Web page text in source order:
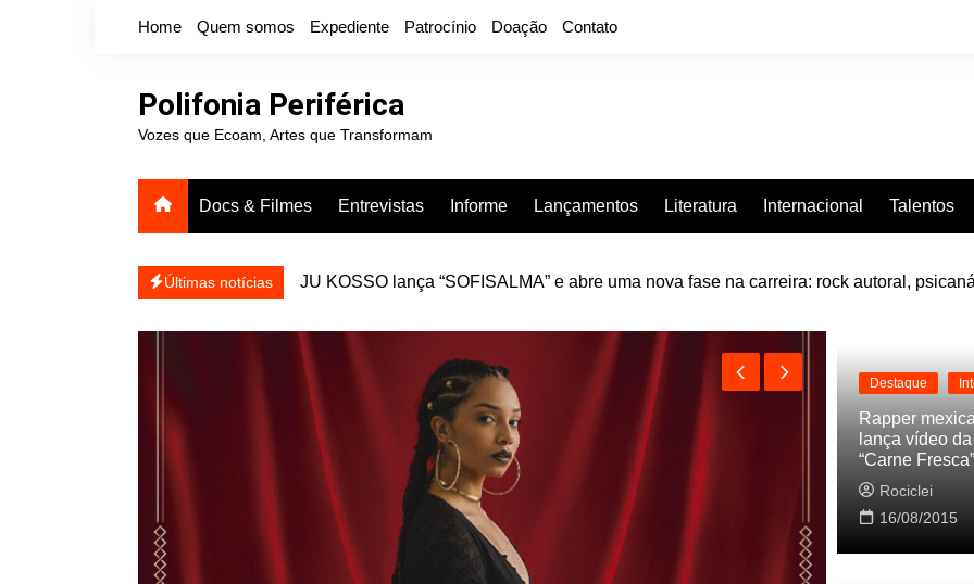
Home Quem somos Expediente Patrocínio Doação Contato
Polifonia Periférica
Vozes que Ecoam, Artes que Transformam
Docs & Filmes Entrevistas Informe Lançamentos Literatura Internacional Talentos
Últimas notícias
JU KOSSO lança “SOFISALMA” e abre uma nova fase na carreira: rock autoral,
Projota relança a mixtape “Projeção”, de 2010, nas plataformas digitais
Destaque
Rapper
lança vídeo
“Carne Fresca”
Rociclei
16/08/2015